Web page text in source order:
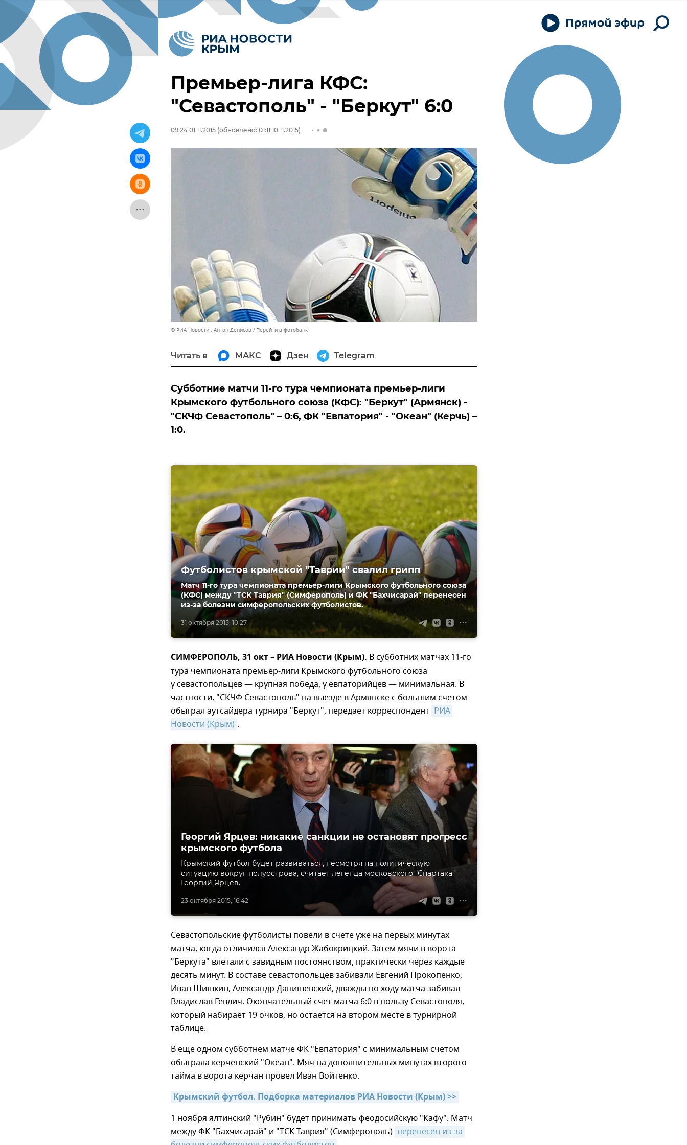
Премьер-лига КФС:
"Севастополь" - "Беркут" 6:0
09:24 01.11.2015 (обновлено: 01:11 10.11.2015)
© РИА Новости . Антон Денисов Перейти в фотобанк
Читать в МАКС Дзен Telegram
Субботние матчи 11-го тура чемпионата премьер-лиги
Крымского футбольного союза (КФС): "Беркут" (Армянск) -
"СКЧФ Севастополь" – 0:6, ФК "Евпатория" - "Океан" (Керчь) –
1:0.
31 октября 2015, 10:27
Футболистов крымской "Таврии" свалил грипп
Матч 11-го тура чемпионата премьер-лиги Крымского футбольного союза
(КФС) между "ТСК Таврия" (Симферополь) и ФК "Бахчисарай" перенесен
из-за болезни симферопольских футболистов.
СИМФЕРОПОЛЬ, 31 окт – РИА Новости (Крым). В субботних матчах 11-го
тура чемпионата премьер-лиги Крымского футбольного союза
у севастопольцев — крупная победа, у евпаторийцев — минимальная. В
частности, "СКЧФ Севастополь" на выезде в Армянске с большим счетом
обыграл аутсайдера турнира "Беркут", передает корреспондент РИА
Новости (Крым) .
23 октября 2015, 16:42
Георгий Ярцев: никакие санкции не остановят прогресс
крымского футбола
Крымский футбол будет развиваться, несмотря на политическую
ситуацию вокруг полуострова, считает легенда московского "Спартака"
Георгий Ярцев.
Севастопольские футболисты повели в счете уже на первых минутах
матча, когда отличился Александр Жабокрицкий. Затем мячи в ворота
"Беркута" влетали с завидным постоянством, практически через каждые
десять минут. В составе севастопольцев забивали Евгений Прокопенко,
Иван Шишкин, Александр Данишевский, дважды по ходу матча забивал
Владислав Гевлич. Окончательный счет матча 6:0 в пользу Севастополя,
который набирает 19 очков, но остается на втором месте в турнирной
таблице.
В еще одном субботнем матче ФК "Евпатория" с минимальным счетом
обыграла керченский "Океан". Мяч на дополнительных минутах второго
тайма в ворота керчан провел Иван Войтенко.
Крымский футбол. Подборка материалов РИА Новости (Крым) >>
1 ноября ялтинский "Рубин" будет принимать феодосийскую "Кафу". Матч
между ФК "Бахчисарай" и "ТСК Таврия" (Симферополь) перенесен из-за